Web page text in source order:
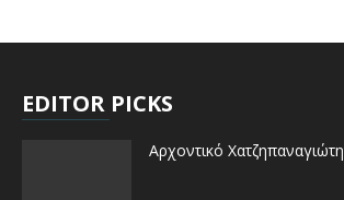
EDITOR PICKS
Αρχοντικό Χατζηπαναγιώτη